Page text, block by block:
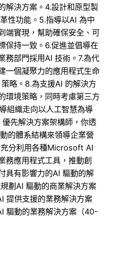
解決方案。4.設計和原型製
性功能。5.指導以AI 為中
端實現，幫助確保安全、可
保持一致。6.促進並倡導在
務部門採用AI 技術。7.為代
一個凝聚力的應用程式生命
略。8.為支援AI 的解決方
環境策略，同時考慮第三方
組織走向以人工智慧為導
先解決方案架構師，你透
的體系結構來領導企業營
分利用各種Microsoft AI
務應用程式工具，推動創
具有影響力的AI 驅動的解
劃AI 驅動的商業解決方案
提供支援的業務解決方案
驅動的業務解決方案（40-